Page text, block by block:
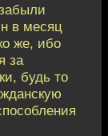
в месяц
же, ибо
за
будь то